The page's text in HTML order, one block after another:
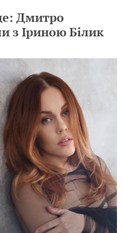
Дмитро
з Іриною Білик